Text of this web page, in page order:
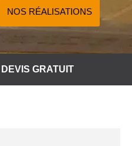
NOS RÉALISATIONS
GRATUIT